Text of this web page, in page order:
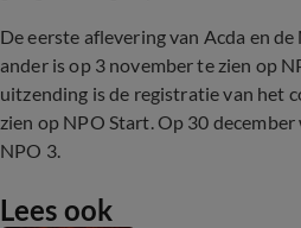
De eerste aflevering van Acda en
ander is op 3 november te zien op
uitzending is de registratie van het
zien op NPO Start. Op 30
NPO 3.
Lees ook